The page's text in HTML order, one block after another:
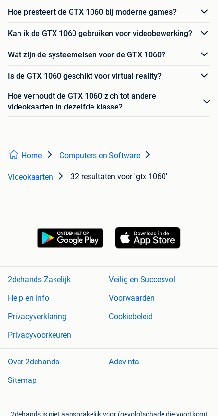
Hoe presteert de GTX 1060 bij moderne games?
Kan ik de GTX 1060 gebruiken voor videobewerking?
Wat zijn de systeemeisen voor de GTX 1060?
Is de GTX 1060 geschikt voor virtual reality?
Hoe verhoudt de GTX 1060 zich tot andere
videokaarten in dezelfde klasse?
Home Computers en Software
Videokaarten 32 resultaten voor 'gtx 1060'
2dehands Zakelijk
Veilig en Succesvol
Help en info
Voorwaarden
Privacyverklaring
Cookiebeleid
Privacyvoorkeuren
Over 2dehands
Adevinta
Sitemap
2dehands is niet aansprakelijk voor (gevolg)schade die voortkomt